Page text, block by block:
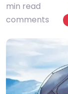
min read
comments